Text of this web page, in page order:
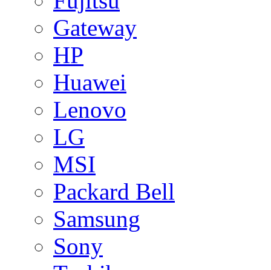
Gateway
HP
Huawei
Lenovo
LG
MSI
Packard Bell
Samsung
Sony